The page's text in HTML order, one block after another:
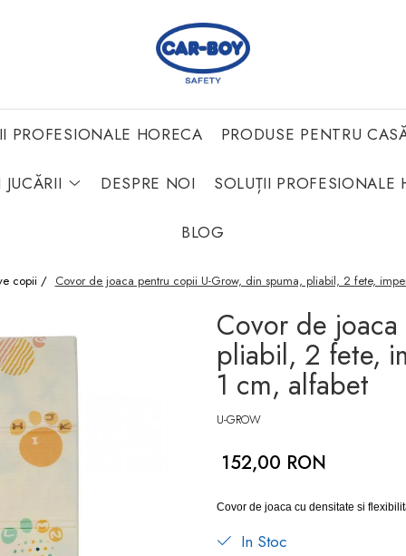
PROFESIONALE HORECA PRODUSE PENTRU
JUCĂRII DESPRE NOI SOLUȚII PROFESIONALE
BLOG
copii / Covor de joaca pentru copii U-Grow, din spuma, pliabil, 2 fete,
Covor de
pliabil, 2 fete,
1 cm, alfabet
U-GROW
152,00 RON
Covor de joaca cu densitate si
In Stoc